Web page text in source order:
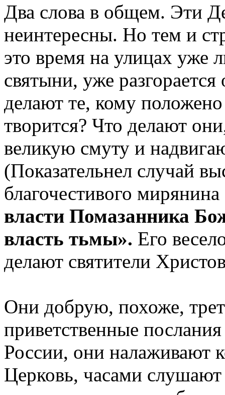
Два слова в общем. Эти
неинтересны. Но тем и
это время на улицах уже
святыни, уже
делают те, кому
творится? Что делают
великую смуту и
(Показательнел случай
благочестивого
власти Помазанника
власть тьмы». Его
делают святители
Они добрую, похоже,
приветственные
России, они налаживают
Церковь, часами